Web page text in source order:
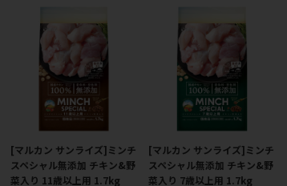
[マルカン サンライズ]ミンチ
スペシャル無添加 チキン&野
菜入り 11歳以上用 1.7kg
[マルカン サンライズ]ミンチ
スペシャル無添加 チキン&野
菜入り 7歳以上用 1.7kg